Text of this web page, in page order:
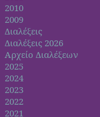
2010
2009
Διαλέξεις
Διαλέξεις 2026
Αρχείο Διαλέξεων
2025
2024
2023
2022
2021